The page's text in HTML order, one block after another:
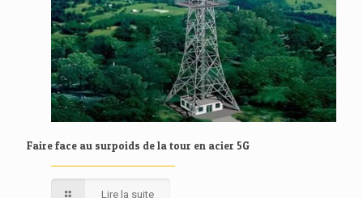
Faire face au surpoids de la tour en acier 5G
Lire la suite